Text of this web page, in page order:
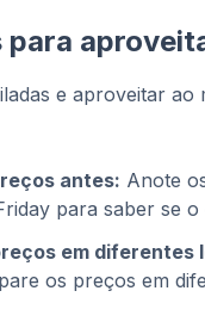
e aproveitar
antes: Anote
para saber se
em diferentes
os preços em